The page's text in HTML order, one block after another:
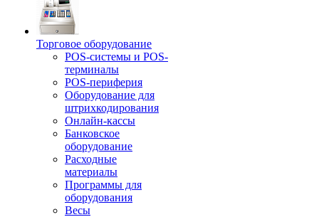
Торговое оборудование
POS-системы и POS-
терминалы
POS-периферия
Оборудование для
штрихкодирования
Онлайн-кассы
Банковское
оборудование
Расходные
материалы
Программы для
оборудования
Весы